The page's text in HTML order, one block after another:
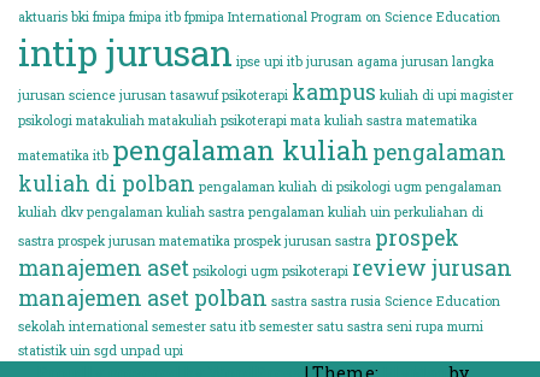
aktuaris bki fmipa fmipa itb fpmipa International Program on Science Education
intip jurusan ipse upi itb jurusan agama jurusan langka
jurusan science jurusan tasawuf psikoterapi kampus kuliah di upi magister
psikologi matakuliah matakuliah psikoterapi mata kuliah sastra matematika
matematika itb pengalaman kuliah pengalaman
kuliah di polban pengalaman kuliah di psikologi ugm pengalaman
kuliah dkv pengalaman kuliah sastra pengalaman kuliah uin perkuliahan di
sastra prospek jurusan matematika prospek jurusan sastra prospek
manajemen aset psikologi ugm psikoterapi review jurusan
manajemen aset polban sastra sastra rusia Science Education
sekolah international semester satu itb semester satu sastra seni rupa murni
statistik uin sgd unpad upi